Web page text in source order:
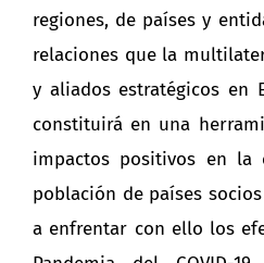
regiones, de países y
relaciones que la
y aliados estratégicos en
constituirá en una
impactos positivos en
población de países
a enfrentar con ello los